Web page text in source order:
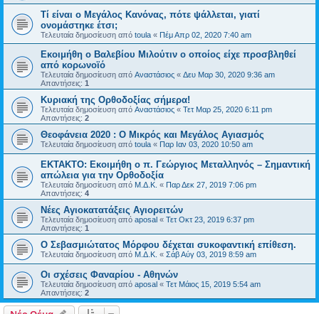
Τί είναι ο Μεγάλος Κανόνας, πότε ψάλλεται, γιατί
ονομάστηκε έτσι;
Τελευταία δημοσίευση από toula « Πέμ Απρ 02, 2020 7:40 am
Εκοιμήθη ο Βαλεβίου Μιλούτιν ο οποίος είχε προσβληθεί
από κορωνοϊό
Τελευταία δημοσίευση από Αναστάσιος « Δευ Μαρ 30, 2020 9:36 am
Απαντήσεις: 1
Κυριακή της Ορθοδοξίας σήμερα!
Τελευταία δημοσίευση από Αναστάσιος « Τετ Μαρ 25, 2020 6:11 pm
Απαντήσεις: 2
Θεοφάνεια 2020 : Ο Μικρός και Μεγάλος Αγιασμός
Τελευταία δημοσίευση από toula « Παρ Ιαν 03, 2020 10:50 am
ΕΚΤΑΚΤΟ: Εκοιμήθη ο π. Γεώργιος Μεταλληνός – Σημαντική
απώλεια για την Ορθοδοξία
Τελευταία δημοσίευση από Μ.Δ.Κ. « Παρ Δεκ 27, 2019 7:06 pm
Απαντήσεις: 4
Νέες Αγιοκατατάξεις Αγιορειτών
Τελευταία δημοσίευση από aposal « Τετ Οκτ 23, 2019 6:37 pm
Απαντήσεις: 1
O Σεβασμιώτατος Μόρφου δέχεται συκοφαντική επίθεση.
Τελευταία δημοσίευση από Μ.Δ.Κ. « Σάβ Αύγ 03, 2019 8:59 am
Οι σχέσεις Φαναρίου - Αθηνών
Τελευταία δημοσίευση από aposal « Τετ Μάιος 15, 2019 5:54 am
Απαντήσεις: 2